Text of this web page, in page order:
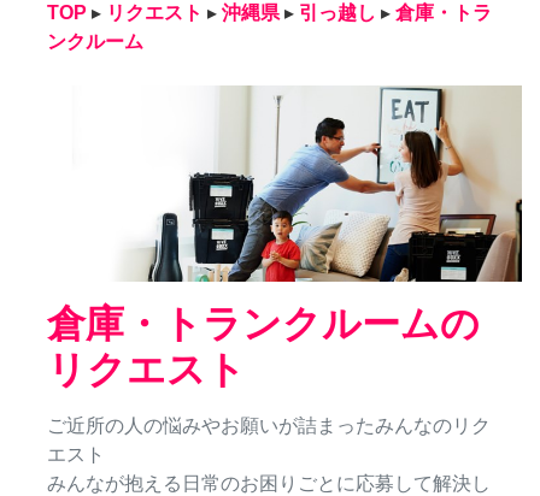
TOP ▸ リクエスト ▸ 沖縄県 ▸ 引っ越し ▸ 倉庫・トラ
ンクルーム
倉庫・トランクルームの
リクエスト
ご近所の人の悩みやお願いが詰まったみんなのリク
エスト
みんなが抱える日常のお困りごとに応募して解決し